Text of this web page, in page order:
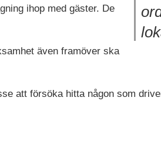
ihop med gäster. De
även framöver ska
att försöka hitta någon som